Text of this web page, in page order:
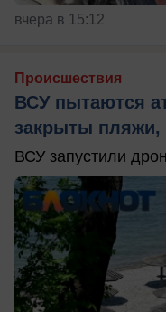
вчера в 15:12
Происшествия
ВСУ пытаются
закрыты
ВСУ запустили